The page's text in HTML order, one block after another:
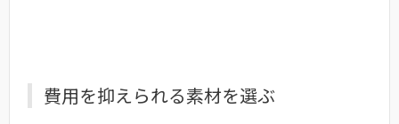
費用を抑えられる素材を選ぶ